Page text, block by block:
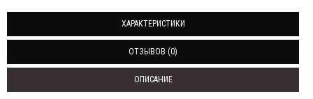
ХАРАКТЕРИСТИКИ
ОТЗЫВОВ (0)
ОПИСАНИЕ